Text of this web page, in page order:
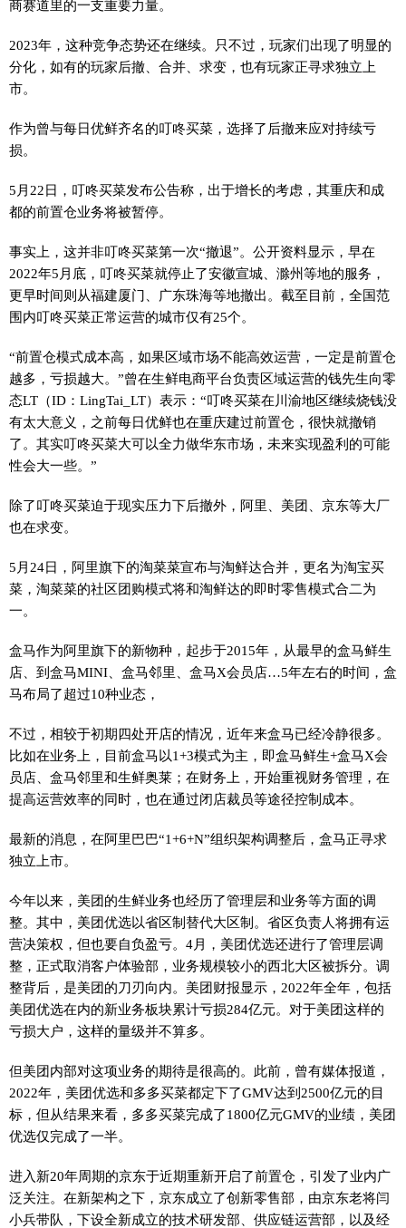
商赛道里的一支重要力量。
2023年，这种竞争态势还在继续。只不过，玩家们出现了明显的
分化，如有的玩家后撤、合并、求变，也有玩家正寻求独立上
市。
作为曾与每日优鲜齐名的叮咚买菜，选择了后撤来应对持续亏
损。
5月22日，叮咚买菜发布公告称，出于增长的考虑，其重庆和成
都的前置仓业务将被暂停。
事实上，这并非叮咚买菜第一次“撤退”。公开资料显示，早在
2022年5月底，叮咚买菜就停止了安徽宣城、滁州等地的服务，
更早时间则从福建厦门、广东珠海等地撤出。截至目前，全国范
围内叮咚买菜正常运营的城市仅有25个。
“前置仓模式成本高，如果区域市场不能高效运营，一定是前置仓
越多，亏损越大。”曾在生鲜电商平台负责区域运营的钱先生向零
态LT（ID：LingTai_LT）表示：“叮咚买菜在川渝地区继续烧钱没
有太大意义，之前每日优鲜也在重庆建过前置仓，很快就撤销
了。其实叮咚买菜大可以全力做华东市场，未来实现盈利的可能
性会大一些。”
除了叮咚买菜迫于现实压力下后撤外，阿里、美团、京东等大厂
也在求变。
5月24日，阿里旗下的淘菜菜宣布与淘鲜达合并，更名为淘宝买
菜，淘菜菜的社区团购模式将和淘鲜达的即时零售模式合二为
一。
盒马作为阿里旗下的新物种，起步于2015年，从最早的盒马鲜生
店、到盒马MINI、盒马邻里、盒马X会员店…5年左右的时间，盒
马布局了超过10种业态，
不过，相较于初期四处开店的情况，近年来盒马已经冷静很多。
比如在业务上，目前盒马以1+3模式为主，即盒马鲜生+盒马X会
员店、盒马邻里和生鲜奥莱；在财务上，开始重视财务管理，在
提高运营效率的同时，也在通过闭店裁员等途径控制成本。
最新的消息，在阿里巴巴“1+6+N”组织架构调整后，盒马正寻求
独立上市。
今年以来，美团的生鲜业务也经历了管理层和业务等方面的调
整。其中，美团优选以省区制替代大区制。省区负责人将拥有运
营决策权，但也要自负盈亏。4月，美团优选还进行了管理层调
整，正式取消客户体验部，业务规模较小的西北大区被拆分。调
整背后，是美团的刀刃向内。美团财报显示，2022年全年，包括
美团优选在内的新业务板块累计亏损284亿元。对于美团这样的
亏损大户，这样的量级并不算多。
但美团内部对这项业务的期待是很高的。此前，曾有媒体报道，
2022年，美团优选和多多买菜都定下了GMV达到2500亿元的目
标，但从结果来看，多多买菜完成了1800亿元GMV的业绩，美团
优选仅完成了一半。
进入新20年周期的京东于近期重新开启了前置仓，引发了业内广
泛关注。在新架构之下，京东成立了创新零售部，由京东老将闫
小兵带队，下设全新成立的技术研发部、供应链运营部，以及经